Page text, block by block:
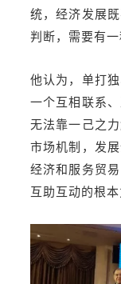
统，经济发展
判断，需要有一
他认为，单打
一个互相联系
无法靠一己之
市场机制，发
经济和服务贸
互助互动的根本